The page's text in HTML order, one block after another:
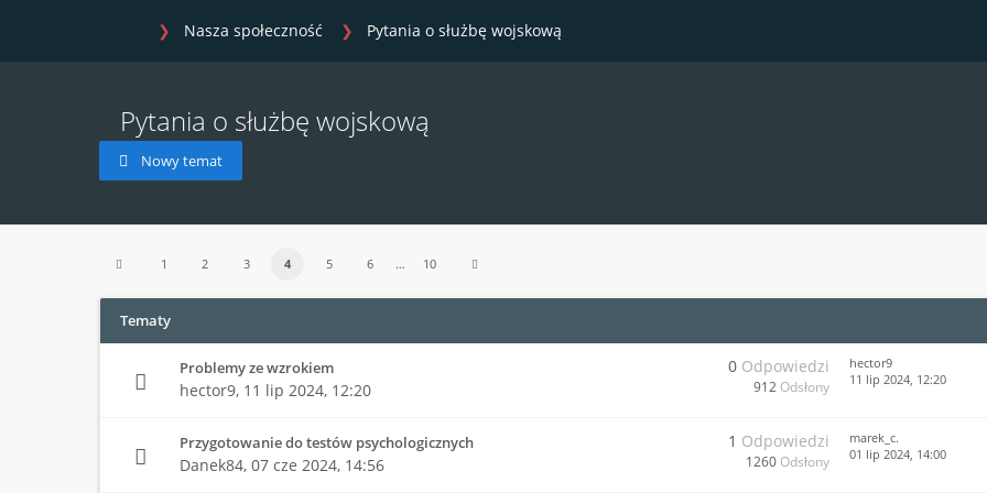
Nasza społeczność Pytania o służbę wojskową
Pytania o służbę wojskową
Nowy temat
1 2 3 4 5 6 … 10
Tematy
Problemy ze wzrokiem
hector9, 11 lip 2024, 12:20
0 Odpowiedzi
912 Odsłony
hector9
11 lip 2024, 12:20
Przygotowanie do testów psychologicznych
Danek84, 07 cze 2024, 14:56
1 Odpowiedzi
1260 Odsłony
marek_c.
01 lip 2024, 14:00